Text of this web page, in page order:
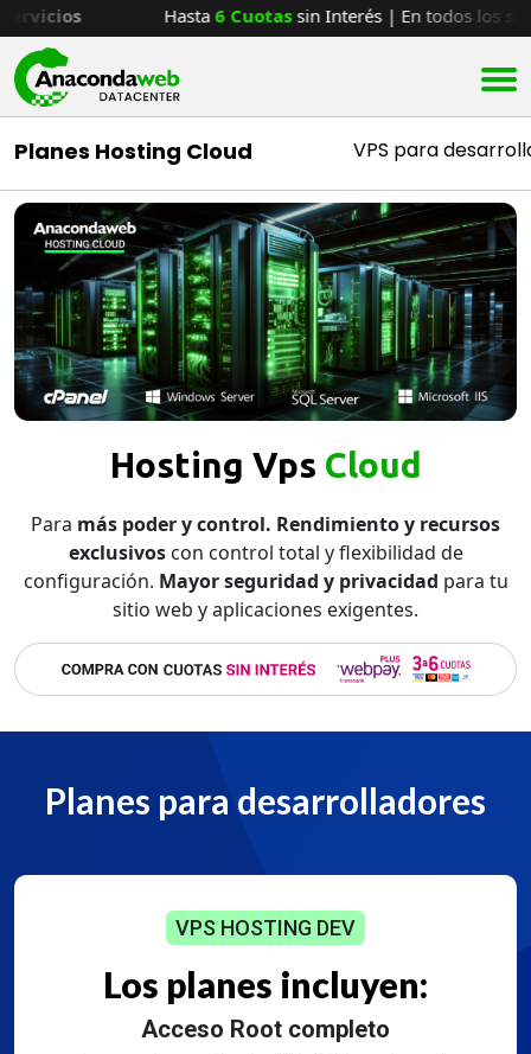
todos los servicios Hasta6 Cuotas sin Interés | En
Planes Hosting Cloud VPS para
Hosting Vps Cloud
Para más poder y control. Rendimiento y recursos
exclusivoscon control total y flexibilidad de
configuración. Mayor seguridad y privacidad para tu
sitio web y aplicaciones exigentes.
Planes para desarrolladores
VPS HOSTING DEV
Los planes incluyen:
Trabaja en el servidor